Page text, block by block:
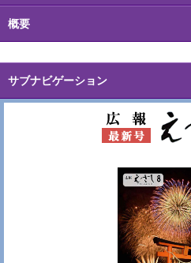
概要
サブナビゲーション